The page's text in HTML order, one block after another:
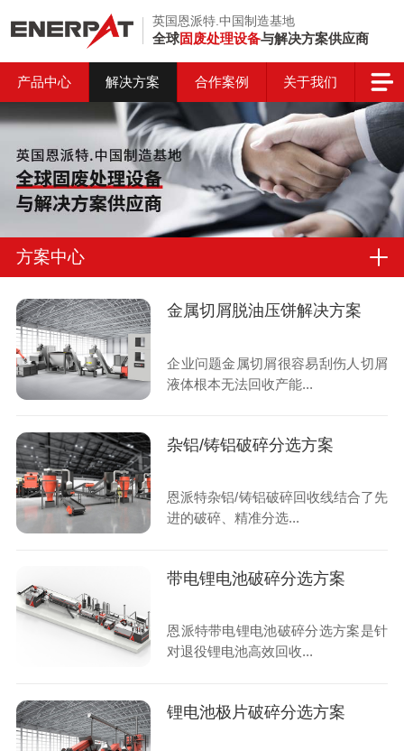
英国恩派特.中国制造基地
全球固废处理设备与解决方案供应商
产品中心 解决方案 合作案例 关于我们
方案中心
金属切屑脱油压饼解决方案
企业问题金属切屑很容易刮伤人切屑
液体根本无法回收产能...
杂铝/铸铝破碎分选方案
恩派特杂铝/铸铝破碎回收线结合了先
进的破碎、精准分选...
带电锂电池破碎分选方案
恩派特带电锂电池破碎分选方案是针
对退役锂电池高效回收...
锂电池极片破碎分选方案